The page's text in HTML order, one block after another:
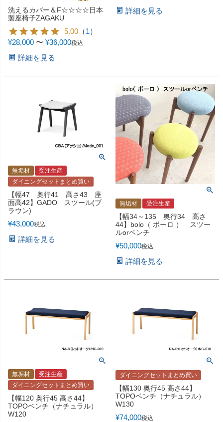
洗えるカバー＆F☆☆☆☆日本
製座椅子ZAGAKU
5.00 （1）
¥28,000 〜 ¥36,000税込
詳細を見る
詳細を見る
無垢材
受注生産
ダイニングセットまとめ買い
【幅47 奥行41 高さ43 座
面高42】GADO スツール(ブ
ラウン)
¥43,000税込
詳細を見る
無垢材 受注生産
【幅34～135 奥行34 高さ
44】bolo（ ボーロ ） スツー
ルorベンチ
¥50,000税込
詳細を見る
無垢材
受注生産
ダイニングセットまとめ買い
【幅120 奥行45 高さ44】
TOPOベンチ（ナチュラル）
W120
ダイニングセットまとめ買い
【幅130 奥行45 高さ44】
TOPOベンチ（ナチュラル）
W130
¥74,000税込